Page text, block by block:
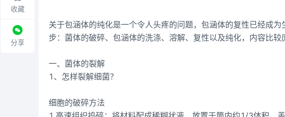
收藏
分享
关于包涵体的纯化是一个令人头疼的问题，包涵体的复性已经成
步：菌体的破碎、包涵体的洗涤、溶解、复性以及纯化，内容比较
一、菌体的裂解
1、怎样裂解细菌？
细胞的破碎方法